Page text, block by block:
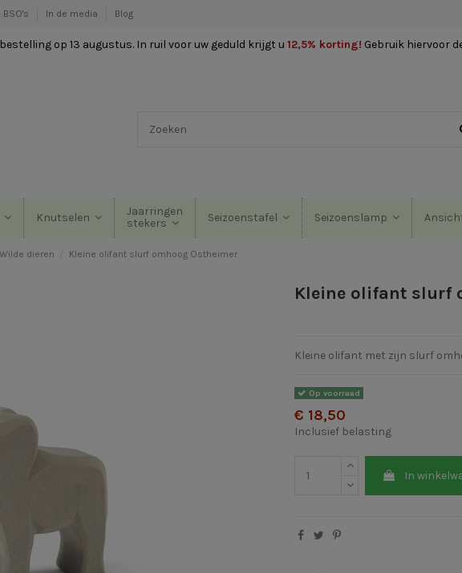
In de media Blog
op 13 augustus. In ruil voor uw geduld krijgt u 12,5% korting! Gebruik hiervoor
Knutselen
Jaarringen
stekers
Seizoenstafel Seizoenslamp
Wilde dieren Kleine olifant slurf omhoog Ostheimer
Kleine olifant slurf
Kleine olifant met zijn slurf
Op voorraad
€ 18,50
Inclusief belasting
In